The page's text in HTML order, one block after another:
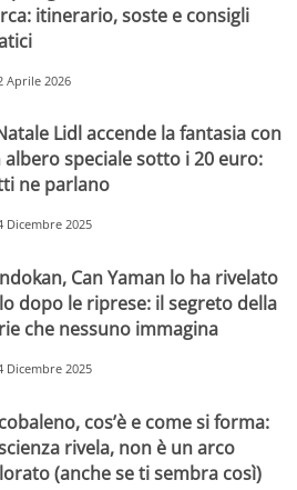
itinerario, soste e consigli
Aprile 2026
Lidl accende la fantasia con
albero speciale sotto i 20 euro:
ne parlano
Dicembre 2025
Can Yaman lo ha rivelato
dopo le riprese: il segreto della
che nessuno immagina
Dicembre 2025
cos’è e come si forma:
rivela, non è un arco
(anche se ti sembra così)